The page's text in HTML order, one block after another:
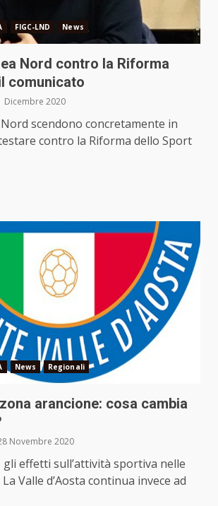
FIGC-LND News
Nord contro la Riforma
comunicato
Dicembre 2020
scendono concretamente in
contro la Riforma dello Sport
News Regionali
arancione: cosa cambia
Novembre 2020
gli effetti sull’attività sportiva nelle
Valle d’Aosta continua invece ad